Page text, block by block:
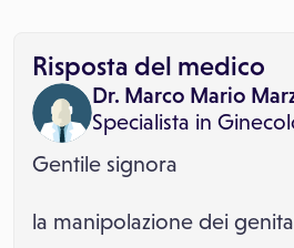
Risposta del medico
Dr. Marco Mario
Specialista in
Gentile signora
la manipolazione dei